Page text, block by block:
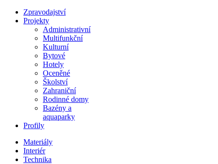
Zpravodajství
Projekty
Administrativní
Multifunkční
Kulturní
Bytové
Hotely
Oceněné
Školství
Zahraniční
Rodinné domy
Bazény a
aquaparky
Profily
Materiály
Interiér
Technika